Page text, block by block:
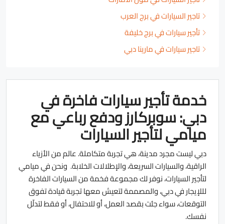
تاجير السيارات في برج العرب
تأجير سيارات في برج خليفة
تاجير سيارات في مارينا دبي
خدمة تأجير سيارات فاخرة في
دبي: سوبركارز ودفع رباعي مع
ميامي لتأجير السيارات
دبي ليست مجرد مدينة، هي تجربة متكاملة. عالم من الأزياء
الراقية، والسيارات السريعة، والإطلالات الخلابة. ونحن في ميامي
لتأجير السيارات، نوفر لك مجموعة فخمة من السيارات الفاخرة
لللإيجار في دبي، والمصممة لتعيش معها تجربة قيادة تفوق
التوقعات، سواء جئت بقصد العمل، أو للاحتفال، أو فقط لتدلّل
نفسك.